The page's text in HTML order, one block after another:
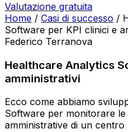
Valutazione gratuita
Home / Casi di successo /
Software per KPI clinici e
Federico Terranova
Healthcare Analytics
amministrativi
Ecco come abbiamo
Software per monitorare le
amministrative di un centro